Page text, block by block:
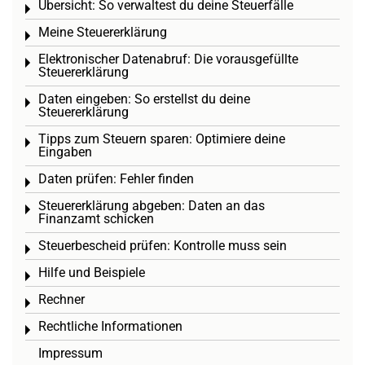
Übersicht: So verwaltest du deine Steuerfälle
Toggle menu
Meine Steuererklärung
Toggle menu
Elektronischer Datenabruf: Die vorausgefüllte
Steuererklärung
Toggle menu
Daten eingeben: So erstellst du deine
Steuererklärung
Toggle menu
Tipps zum Steuern sparen: Optimiere deine
Eingaben
Toggle menu
Daten prüfen: Fehler finden
Toggle menu
Steuererklärung abgeben: Daten an das
Finanzamt schicken
Toggle menu
Steuerbescheid prüfen: Kontrolle muss sein
Toggle menu
Hilfe und Beispiele
Toggle menu
Rechner
Toggle menu
Rechtliche Informationen
Toggle menu
Impressum